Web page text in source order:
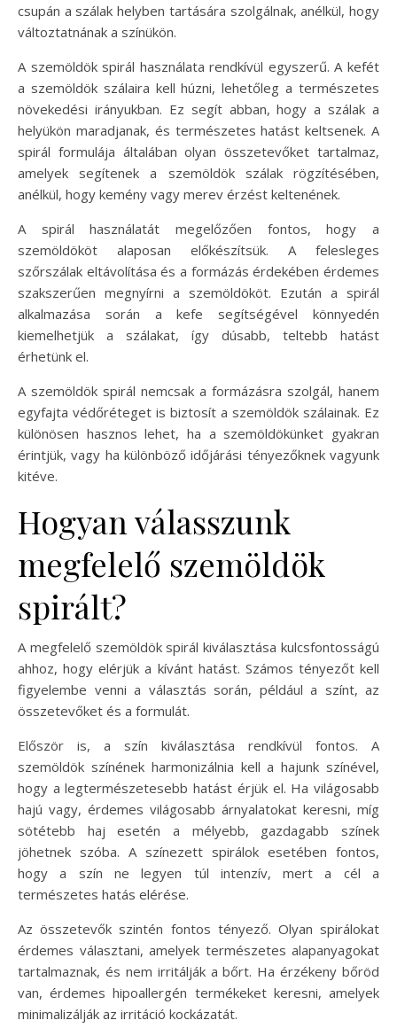
csupán a szálak helyben tartására szolgálnak, anélkül, hogy
változtatnának a színükön.
A szemöldök spirál használata rendkívül egyszerű. A kefét
a szemöldök szálaira kell húzni, lehetőleg a természetes
növekedési irányukban. Ez segít abban, hogy a szálak a
helyükön maradjanak, és természetes hatást keltsenek. A
spirál formulája általában olyan összetevőket tartalmaz,
amelyek segítenek a szemöldök szálak rögzítésében,
anélkül, hogy kemény vagy merev érzést keltenének.
A spirál használatát megelőzően fontos, hogy a
szemöldököt alaposan előkészítsük. A felesleges
szőrszálak eltávolítása és a formázás érdekében érdemes
szakszerűen megnyírni a szemöldököt. Ezután a spirál
alkalmazása során a kefe segítségével könnyedén
kiemelhetjük a szálakat, így dúsabb, teltebb hatást
érhetünk el.
A szemöldök spirál nemcsak a formázásra szolgál, hanem
egyfajta védőréteget is biztosít a szemöldök szálainak. Ez
különösen hasznos lehet, ha a szemöldökünket gyakran
érintjük, vagy ha különböző időjárási tényezőknek vagyunk
kitéve.
Hogyan válasszunk
megfelelő szemöldök
spirált?
A megfelelő szemöldök spirál kiválasztása kulcsfontosságú
ahhoz, hogy elérjük a kívánt hatást. Számos tényezőt kell
figyelembe venni a választás során, például a színt, az
összetevőket és a formulát.
Először is, a szín kiválasztása rendkívül fontos. A
szemöldök színének harmonizálnia kell a hajunk színével,
hogy a legtermészetesebb hatást érjük el. Ha világosabb
hajú vagy, érdemes világosabb árnyalatokat keresni, míg
sötétebb haj esetén a mélyebb, gazdagabb színek
jöhetnek szóba. A színezett spirálok esetében fontos,
hogy a szín ne legyen túl intenzív, mert a cél a
természetes hatás elérése.
Az összetevők szintén fontos tényező. Olyan spirálokat
érdemes választani, amelyek természetes alapanyagokat
tartalmaznak, és nem irritálják a bőrt. Ha érzékeny bőröd
van, érdemes hipoallergén termékeket keresni, amelyek
minimalizálják az irritáció kockázatát.